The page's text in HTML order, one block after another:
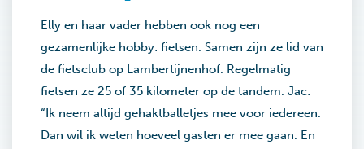
Elly en haar vader hebben ook nog een
gezamenlijke hobby: fietsen. Samen zijn ze lid van
de fietsclub op Lambertijnenhof. Regelmatig
fietsen ze 25 of 35 kilometer op de tandem. Jac:
“Ik neem altijd gehaktballetjes mee voor iedereen.
Dan wil ik weten hoeveel gasten er mee gaan. En